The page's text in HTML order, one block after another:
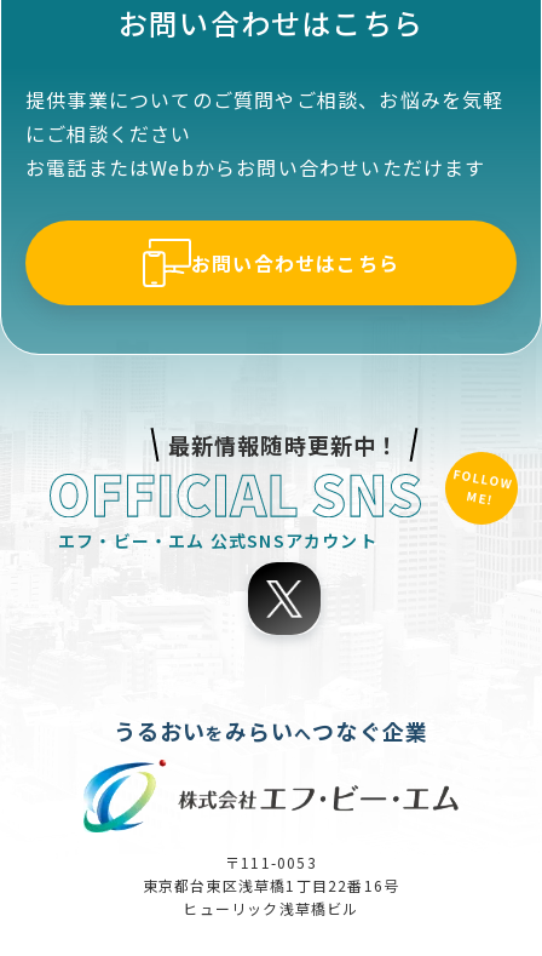
お問い合わせはこちら
提供事業についてのご質問やご相談、お悩みを気軽
にご相談ください
お電話またはWebからお問い合わせいただけます
お問い合わせはこちら
うるおいを みらいへつなぐ企業
〒111-0053
東京都台東区浅草橋1丁目22番16号
ヒューリック浅草橋ビル
最新情報随時更新中！
FOLLOW
ME!
エフ・ビー・エム 公式SNSアカウント